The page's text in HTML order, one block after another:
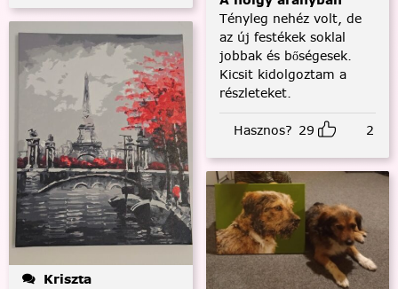
Kriszta
Tényleg nehéz volt, de
az új festékek soklal
jobbak és bőségesek.
Kicsit kidolgoztam a
részleteket.
Hasznos? 29 2